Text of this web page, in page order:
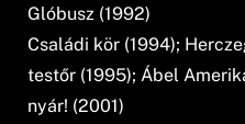
Glóbusz (1992)
Családi kör (1994);
testőr (1995); Ábel
nyár! (2001)